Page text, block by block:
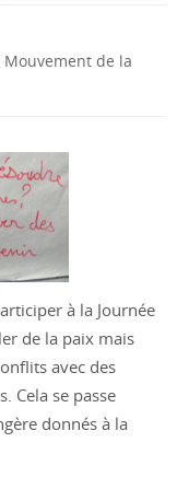
Mouvement de la
à la Journée
de la paix mais
avec des
Cela se passe
donnés à la